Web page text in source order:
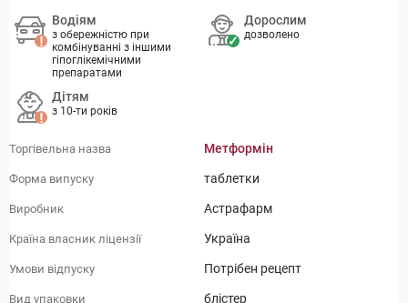
Водіям
з обережністю при
комбінуванні з іншими
гіпоглікемічними
препаратами
Дорослим
дозволено
Дітям
з 10-ти років
Торгівельна назва Метформін
Форма випуску таблетки
Виробник Астрафарм
Країна власник ліцензії Україна
Умови відпуску Потрібен рецепт
Вид упаковки блістер